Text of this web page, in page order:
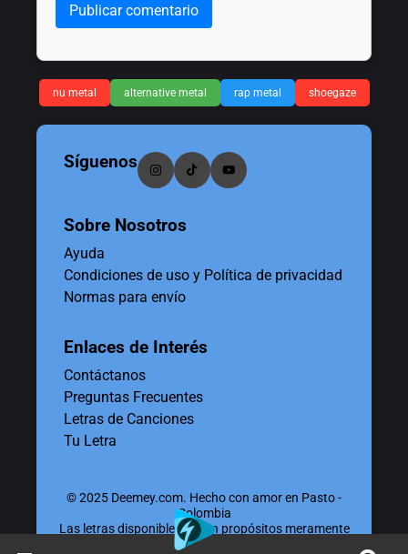
Publicar comentario
nu metal alternative metal rap metal shoegaze
Síguenos
Sobre Nosotros
Ayuda
Condiciones de uso y Política de privacidad
Normas para envío
Enlaces de Interés
Contáctanos
Preguntas Frecuentes
Letras de Canciones
Tu Letra
© 2025 Deemey.com. Hecho con amor en Pasto -
Colombia
Las letras disponibles tienen propósitos meramente
educativos